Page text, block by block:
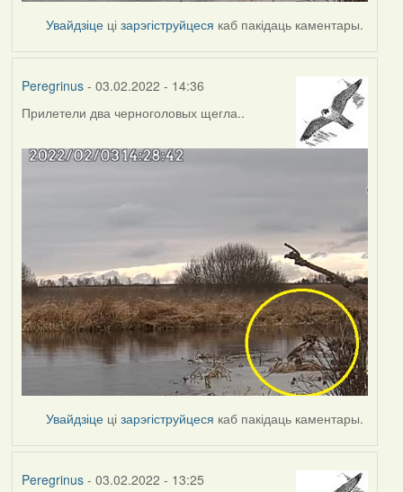
Увайдзіце цізарэгіструйцеся каб пакідаць каментары.
Peregrinus- 03.02.2022 - 14:36
Прилетели два черноголовых щегла..
Увайдзіце цізарэгіструйцеся каб пакідаць каментары.
Peregrinus- 03.02.2022 - 13:25